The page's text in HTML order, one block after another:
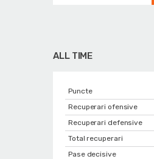
ALL TIME
Puncte
Recuperari ofensive
Recuperari defensive
Total recuperari
Pase decisive